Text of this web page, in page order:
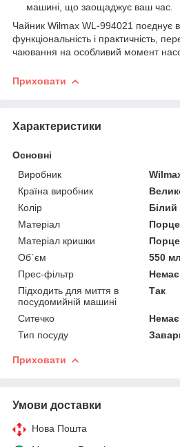
машині, що заощаджує ваш час.
Чайник Wilmax WL-994021 поєднує в
функціональність і практичність,
чаювання на особливий момент
Приховати
Характеристики
Основні
Виробник
Країна виробник
Колір
Білий
Матеріал
Матеріал кришки
Об`єм
550 мл
Прес-фільтр
Немає
Підходить для миття в
посудомийній машині
Так
Ситечко
Немає
Тип посуду
Приховати
Умови доставки
Нова Пошта